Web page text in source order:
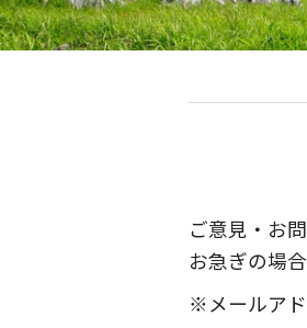
ご意見・お
お急ぎの場
※メールアド